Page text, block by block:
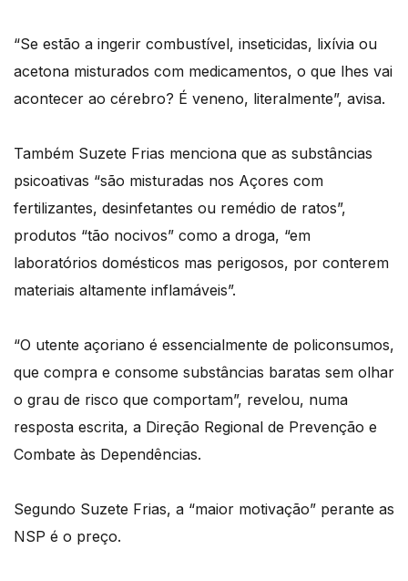
“Se estão a ingerir combustível, inseticidas, lixívia ou
acetona misturados com medicamentos, o que lhes vai
acontecer ao cérebro? É veneno, literalmente”, avisa.
Também Suzete Frias menciona que as substâncias
psicoativas “são misturadas nos Açores com
fertilizantes, desinfetantes ou remédio de ratos”,
produtos “tão nocivos” como a droga, “em
laboratórios domésticos mas perigosos, por conterem
materiais altamente inflamáveis”.
“O utente açoriano é essencialmente de policonsumos,
que compra e consome substâncias baratas sem olhar
o grau de risco que comportam”, revelou, numa
resposta escrita, a Direção Regional de Prevenção e
Combate às Dependências.
Segundo Suzete Frias, a “maior motivação” perante as
NSP é o preço.